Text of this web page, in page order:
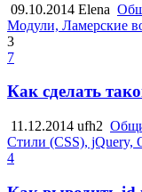
09.10.2014 Elena
Модули, Ламерские
3
7
Как сделать
11.12.2014 ufh2
Стили (CSS), jQuery,
4